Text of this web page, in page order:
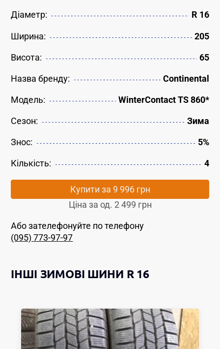
Діаметр: R 16
Ширина: 205
Висота: 65
Назва бренду: Continental
Модель: WinterContact TS 860*
Сезон: Зима
Знос: 5%
Кількість: 4
Купити за 9 996 грн
Ціна за од. 2 499 грн
Або зателефонуйте по телефону
(095) 773-97-97
ІНШІ ЗИМОВІ ШИНИ R 16